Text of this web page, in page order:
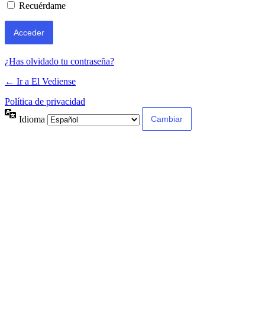
Recuérdame
¿Has olvidado tu contraseña?
← Ir a El Vediense
Política de privacidad
Idioma